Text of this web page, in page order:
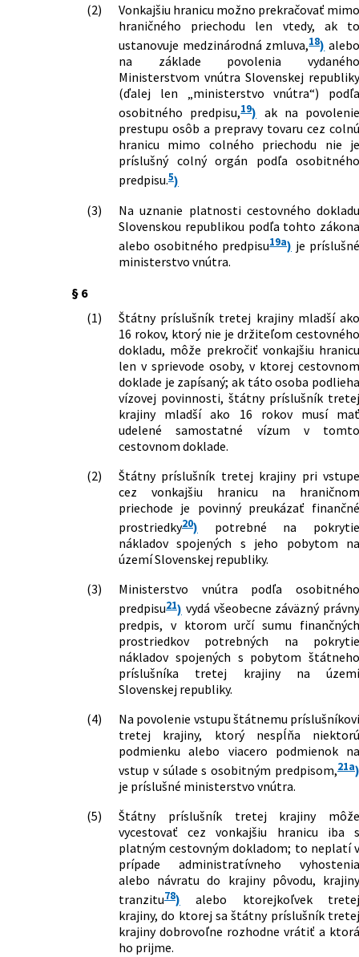
(2)
Vonkajšiu hranicu možno prekračovať mimo
hraničného priechodu len vtedy, ak to
ustanovuje medzinárodná zmluva,18)
na základe povolenia vydaného
Ministerstvom vnútra Slovenskej republiky
(ďalej len „ministerstvo vnútra“) podľa
osobitného predpisu,19) ak na povolenie
prestupu osôb a prepravy tovaru cez colnú
hranicu mimo colného priechodu nie je
príslušný colný orgán podľa osobitného
predpisu.5)
(3)
Na uznanie platnosti cestovného dokladu
Slovenskou republikou podľa tohto zákona
alebo osobitného predpisu19a) je príslušné
ministerstvo vnútra.
§ 6
(1)
Štátny príslušník tretej krajiny mladší ako
16 rokov, ktorý nie je držiteľom cestovného
dokladu, môže prekročiť vonkajšiu hranicu
len v sprievode osoby, v ktorej cestovnom
doklade je zapísaný; ak táto osoba podlieha
vízovej povinnosti, štátny príslušník tretej
krajiny mladší ako 16 rokov musí mať
udelené samostatné vízum v tomto
cestovnom doklade.
(2)
Štátny príslušník tretej krajiny pri vstupe
cez vonkajšiu hranicu na hraničnom
priechode je povinný preukázať finančné
prostriedky20) potrebné na pokrytie
nákladov spojených s jeho pobytom na
území Slovenskej republiky.
(3)
Ministerstvo vnútra podľa osobitného
predpisu21) vydá všeobecne záväzný právny
predpis, v ktorom určí sumu finančných
prostriedkov potrebných na pokrytie
nákladov spojených s pobytom štátneho
príslušníka tretej krajiny na území
Slovenskej republiky.
(4)
Na povolenie vstupu štátnemu príslušníkovi
tretej krajiny, ktorý nespĺňa niektorú
podmienku alebo viacero podmienok na
vstup v súlade s osobitným predpisom,21a)
je príslušné ministerstvo vnútra.
(5)
Štátny príslušník tretej krajiny môže
vycestovať cez vonkajšiu hranicu iba s
platným cestovným dokladom; to neplatí v
prípade administratívneho vyhostenia
alebo návratu do krajiny pôvodu, krajiny
tranzitu78) alebo ktorejkoľvek tretej
krajiny, do ktorej sa štátny príslušník tretej
krajiny dobrovoľne rozhodne vrátiť a ktorá
ho prijme.